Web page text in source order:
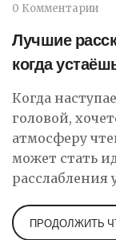
0 Комментарии
Лучшие
когда
Когда
головой,
атмосферу
может стать
расслабления
рассказы,
ПРОДОЛЖИТЬ